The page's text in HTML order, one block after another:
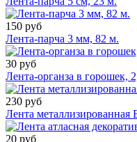
150 руб
Лента-парча 3 мм, 82 м.
30 руб
Лента-органза в горошек,
230 руб
Лента металлизированная
20 руб